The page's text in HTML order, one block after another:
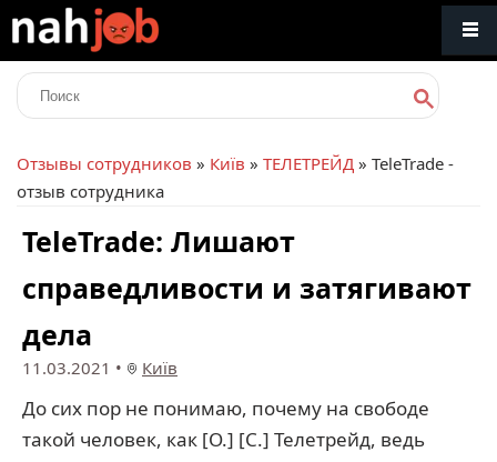
Отзывы сотрудников » Київ » ТЕЛЕТРЕЙД » TeleTrade -
отзыв сотрудника
TeleTrade: Лишают
справедливости и затягивают
дела
11.03.2021 • Київ
До сих пор не понимаю, почему на свободе
такой человек, как [О.] [С.] Телетрейд, ведь